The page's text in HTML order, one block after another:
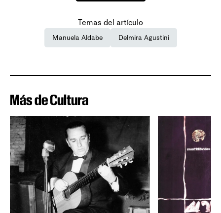
Temas del artículo
Manuela Aldabe Delmira Agustini
Más de Cultura